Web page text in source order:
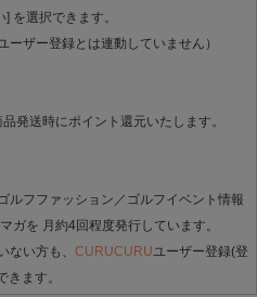
を選択できます。
ーザー登録とは連動していません）
発送時にポイント還元いたします。
ルフファッション／ゴルフイベント情報
ガを 月約4回程度発行しています。
ない方も、 CURUCURUユーザー登録(登
ます。